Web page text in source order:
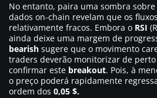
No entanto, paira uma sombra
dados on-chain revelam que os
relativamente fracos. Embora o RSI
ainda deixe uma margem de
bearish sugere que o movimento
traders deverão monitorizar de
confirmar este breakout. Pois, à
o preço poderá rapidamente
ordem dos 0,05 $.